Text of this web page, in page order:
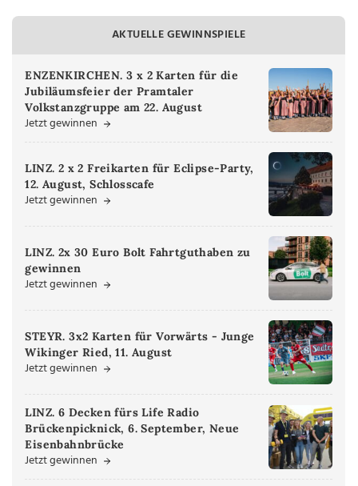
AKTUELLE GEWINNSPIELE
ENZENKIRCHEN. 3 x 2 Karten für die
Jubiläumsfeier der Pramtaler
Volkstanzgruppe am 22. August
Jetzt gewinnen
LINZ. 2 x 2 Freikarten für Eclipse-Party,
12. August, Schlosscafe
Jetzt gewinnen
LINZ. 2x 30 Euro Bolt Fahrtguthaben zu
gewinnen
Jetzt gewinnen
STEYR. 3x2 Karten für Vorwärts - Junge
Wikinger Ried, 11. August
Jetzt gewinnen
LINZ. 6 Decken fürs Life Radio
Brückenpicknick, 6. September, Neue
Eisenbahnbrücke
Jetzt gewinnen